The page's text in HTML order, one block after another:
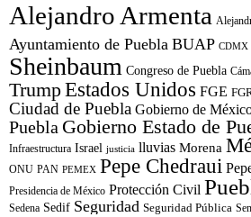
Alejandro Armenta
Ayuntamiento de Puebla BUAP CDMX
Sheinbaum Congreso de Puebla
TrumpEstados Unidos FGE
Ciudad de Puebla Gobierno de
Puebla Gobierno Estado de
Infraestructura Israel justicia lluvias Morena
ONU PAN PEMEX Pepe Chedraui
Presidencia de México Protección Civil
Sedena Sedif Seguridad Seguridad Pública